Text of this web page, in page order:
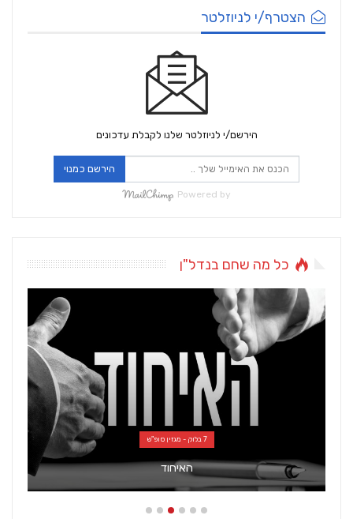
הצטרף/י לניוזלטר
הירשם/י לניוזלטר שלנו לקבלת עדכונים
הירשם כמנוי
Powered by
כל מה שחם בנדל"ן
האיחוד